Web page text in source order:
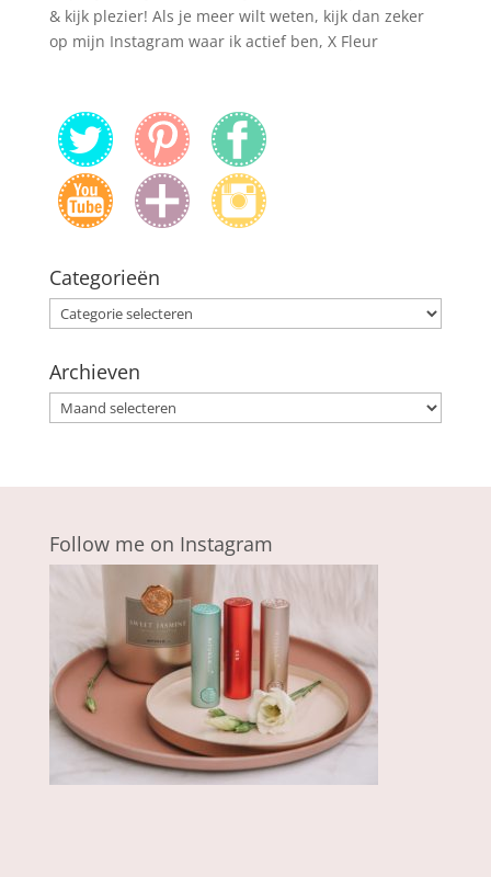
& kijk plezier! Als je meer wilt weten, kijk dan zeker
op mijn Instagram waar ik actief ben, X Fleur
Categorieën
Categorieën
Archieven
Archieven
Follow me on Instagram